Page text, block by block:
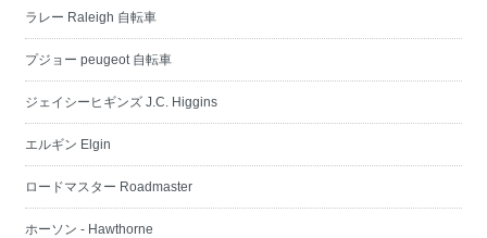
ラレー Raleigh 自転車
プジョー peugeot 自転車
ジェイシーヒギンズ J.C. Higgins
エルギン Elgin
ロードマスター Roadmaster
ホーソン - Hawthorne